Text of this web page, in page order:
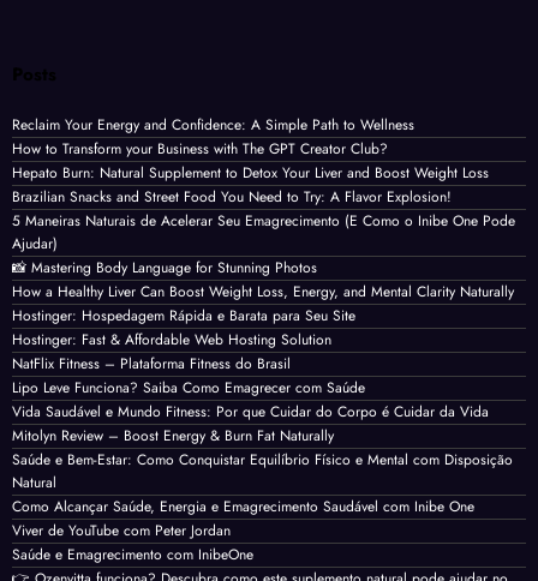
Posts
Reclaim Your Energy and Confidence: A Simple Path to Wellness
How to Transform your Business with The GPT Creator Club?
Hepato Burn: Natural Supplement to Detox Your Liver and Boost Weight Loss
Brazilian Snacks and Street Food You Need to Try: A Flavor Explosion!
5 Maneiras Naturais de Acelerar Seu Emagrecimento (E Como o Inibe One Pode
Ajudar)
📸 Mastering Body Language for Stunning Photos
How a Healthy Liver Can Boost Weight Loss, Energy, and Mental Clarity Naturally
Hostinger: Hospedagem Rápida e Barata para Seu Site
Hostinger: Fast & Affordable Web Hosting Solution
NatFlix Fitness – Plataforma Fitness do Brasil
Lipo Leve Funciona? Saiba Como Emagrecer com Saúde
Vida Saudável e Mundo Fitness: Por que Cuidar do Corpo é Cuidar da Vida
Mitolyn Review – Boost Energy & Burn Fat Naturally
Saúde e Bem-Estar: Como Conquistar Equilíbrio Físico e Mental com Disposição
Natural
Como Alcançar Saúde, Energia e Emagrecimento Saudável com Inibe One
Viver de YouTube com Peter Jordan
Saúde e Emagrecimento com InibeOne